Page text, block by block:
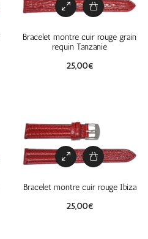
Bracelet montre cuir rouge grain
requin Tanzanie
25,00€
Bracelet montre cuir rouge Ibiza
25,00€